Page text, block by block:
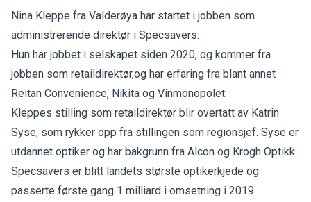
Nina Kleppe fra Valderøya har startet i jobben som
administrerende direktør i Specsavers.
Hun har jobbet i selskapet siden 2020, og kommer fra
jobben som retaildirektør,og har erfaring fra blant annet
Reitan Convenience, Nikita og Vinmonopolet.
Kleppes stilling som retaildirektør blir overtatt av Katrin
Syse, som rykker opp fra stillingen som regionsjef. Syse er
utdannet optiker og har bakgrunn fra Alcon og Krogh Optikk.
Specsavers er blitt landets største optikerkjede og
passerte første gang 1 milliard i omsetning i 2019.